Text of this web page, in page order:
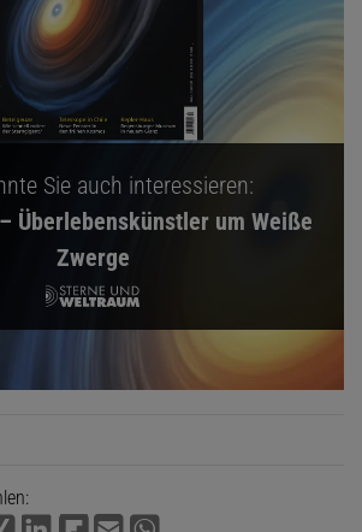
Sie auch interessieren:
Überlebenskünstler um Weiße
Zwerge